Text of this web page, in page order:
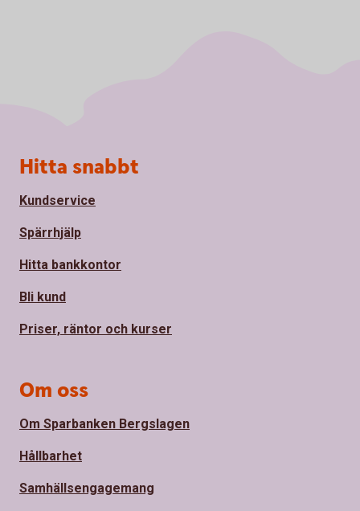
Sidfot
Hitta snabbt
Kundservice
Spärrhjälp
Hitta bankkontor
Bli kund
Priser, räntor och kurser
Om oss
Om Sparbanken Bergslagen
Hållbarhet
Samhällsengagemang